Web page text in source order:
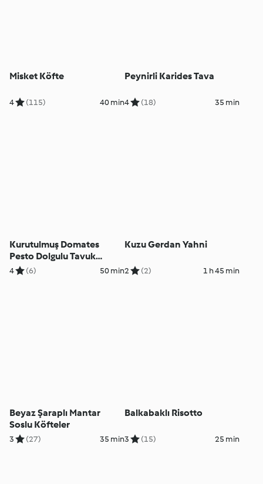
Misket Köfte
4 (115) 40 min
Peynirli Karides Tava
4 (18) 35 min
Kurutulmuş Domates
Pesto Dolgulu Tavuk
Göğsü
4 (6) 50 min
Kuzu Gerdan Yahni
2 (2) 1 h 45 min
Beyaz Şaraplı Mantar
Soslu Köfteler
3 (27) 35 min
Balkabaklı Risotto
3 (15) 25 min